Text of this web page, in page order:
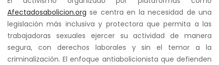
Afectadosabolicion.org se centra en la necesidad de una
legislación más inclusiva y protectora que permita a las
trabajadoras sexuales ejercer su actividad de manera
segura, con derechos laborales y sin el temor a la
criminalización. El enfoque antiabolicionista que defienden